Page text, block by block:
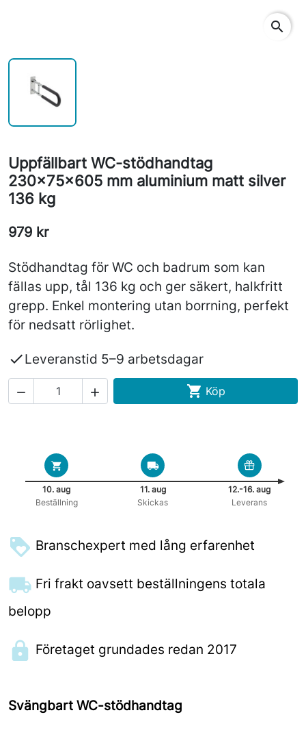
search
Uppfällbart WC-stödhandtag
230x75x605 mm aluminium matt silver
136 kg
979 kr
Stödhandtag för WC och badrum som kan
fällas upp, tål 136 kg och ger säkert, halkfritt
grepp. Enkel montering utan borrning, perfekt
för nedsatt rörlighet.
Leveranstid 5–9 arbetsdagar
   Köp
10. aug
Beställning
11. aug
Skickas
12.-16. aug
Leverans
Branschexpert med lång erfarenhet
Fri frakt oavsett beställningens totala
belopp
Företaget grundades redan 2017
Svängbart WC-stödhandtag